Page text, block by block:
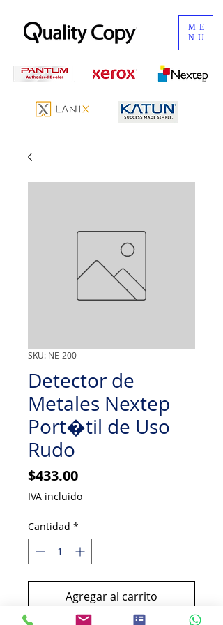
ME
NU
SKU: NE-200
Detector de
Metales Nextep
Port�til de Uso
Rudo
$433.00Precio
IVA incluido
Cantidad *
Agregar al carrito